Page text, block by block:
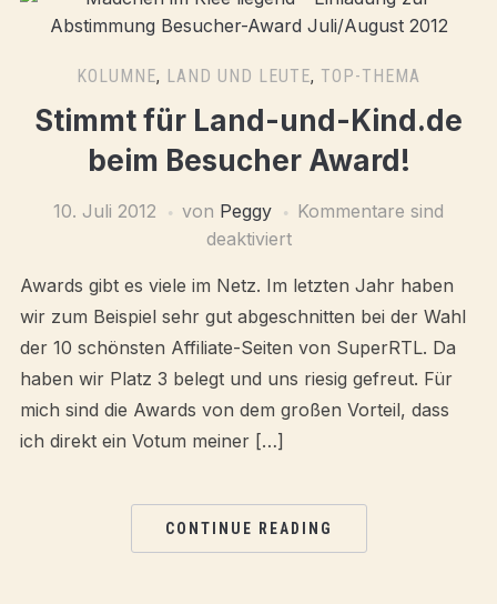
KOLUMNE, LAND UND LEUTE, TOP-THEMA
Stimmt für Land-und-Kind.de
beim Besucher Award!
10. Juli 2012 von Peggy
Kommentare sind
deaktiviert
Awards gibt es viele im Netz. Im letzten Jahr haben
wir zum Beispiel sehr gut abgeschnitten bei der Wahl
der 10 schönsten Affiliate-Seiten von SuperRTL. Da
haben wir Platz 3 belegt und uns riesig gefreut. Für
mich sind die Awards von dem großen Vorteil, dass
ich direkt ein Votum meiner […]
CONTINUE READING